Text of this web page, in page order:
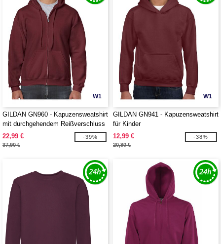
W1
GILDAN GN960 - Kapuzensweatshirt
mit durchgehendem Reißverschluss
22,99 €
37,90 €
-39%
W1
GILDAN GN941 - Kapuzensweatshirt
für Kinder
12,99 €
20,80 €
-38%